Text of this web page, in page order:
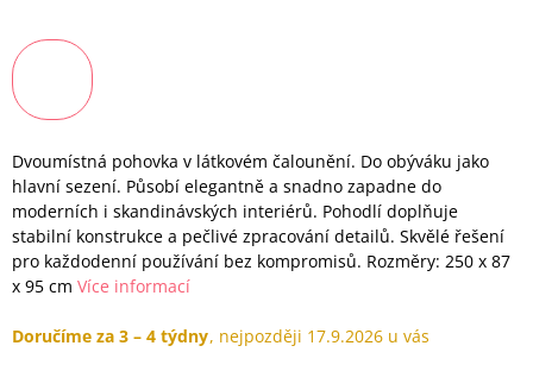
Dvoumístná pohovka v látkovém čalounění. Do obýváku jako
hlavní sezení. Působí elegantně a snadno zapadne do
moderních i skandinávských interiérů. Pohodlí doplňuje
stabilní konstrukce a pečlivé zpracování detailů. Skvělé řešení
pro každodenní používání bez kompromisů. Rozměry: 250 x 87
x 95 cm Více informací
Doručíme za 3 – 4 týdny 17.9.2026